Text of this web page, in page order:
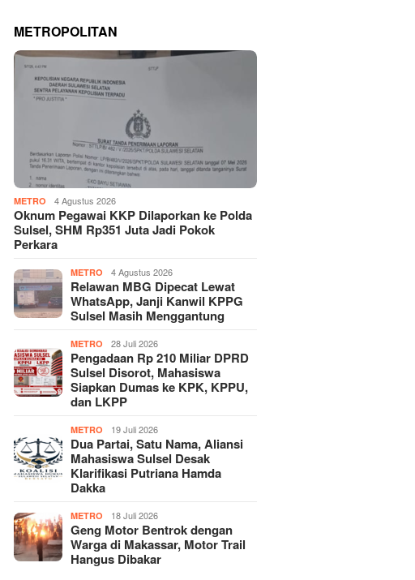
METROPOLITAN
METRO 4 Agustus 2026
Oknum Pegawai KKP Dilaporkan ke Polda
Sulsel, SHM Rp351 Juta Jadi Pokok
Perkara
METRO 4 Agustus 2026
Relawan MBG Dipecat Lewat
WhatsApp, Janji Kanwil KPPG
Sulsel Masih Menggantung
METRO 28 Juli 2026
Pengadaan Rp 210 Miliar DPRD
Sulsel Disorot, Mahasiswa
Siapkan Dumas ke KPK, KPPU,
dan LKPP
METRO 19 Juli 2026
Dua Partai, Satu Nama, Aliansi
Mahasiswa Sulsel Desak
Klarifikasi Putriana Hamda
Dakka
METRO 18 Juli 2026
Geng Motor Bentrok dengan
Warga di Makassar, Motor Trail
Hangus Dibakar